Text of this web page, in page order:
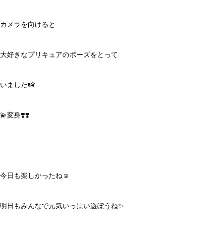
カメラを向けると
大好きなプリキュアのポーズをとって
いました📸
💫変身❣️❣️
今日も楽しかったね☺️
明日もみんなで元気いっぱい遊ぼうね✨